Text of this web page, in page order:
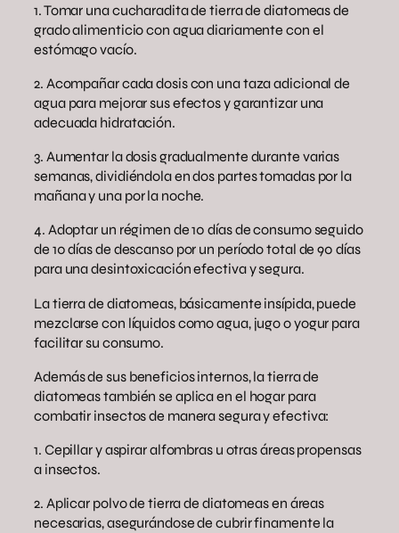
1. Tomar una cucharadita de tierra de diatomeas de
grado alimenticio con agua diariamente con el
estómago vacío.
2. Acompañar cada dosis con una taza adicional de
agua para mejorar sus efectos y garantizar una
adecuada hidratación.
3. Aumentar la dosis gradualmente durante varias
semanas, dividiéndola en dos partes tomadas por la
mañana y una por la noche.
4. Adoptar un régimen de 10 días de consumo seguido
de 10 días de descanso por un período total de 90 días
para una desintoxicación efectiva y segura.
La tierra de diatomeas, básicamente insípida, puede
mezclarse con líquidos como agua, jugo o yogur para
facilitar su consumo.
Además de sus beneficios internos, la tierra de
diatomeas también se aplica en el hogar para
combatir insectos de manera segura y efectiva:
1. Cepillar y aspirar alfombras u otras áreas propensas
a insectos.
2. Aplicar polvo de tierra de diatomeas en áreas
necesarias, asegurándose de cubrir finamente la